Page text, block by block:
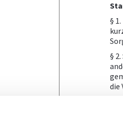
§
§
die
§